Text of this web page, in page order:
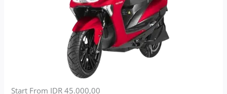
Start From IDR 45.000,00